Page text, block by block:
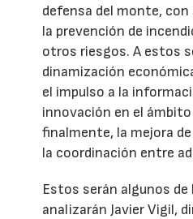
defensa del monte,
la prevención de
otros riesgos. A estos
dinamización
el impulso a la
innovación en el
finalmente, la mejora
la coordinación entre
Estos serán algunos
analizarán Javier Vigil,